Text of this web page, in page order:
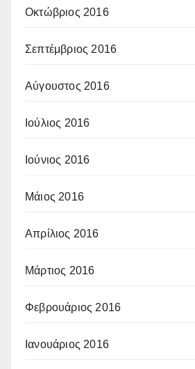
Οκτώβριος 2016
Σεπτέμβριος 2016
Αύγουστος 2016
Ιούλιος 2016
Ιούνιος 2016
Μάιος 2016
Απρίλιος 2016
Μάρτιος 2016
Φεβρουάριος 2016
Ιανουάριος 2016